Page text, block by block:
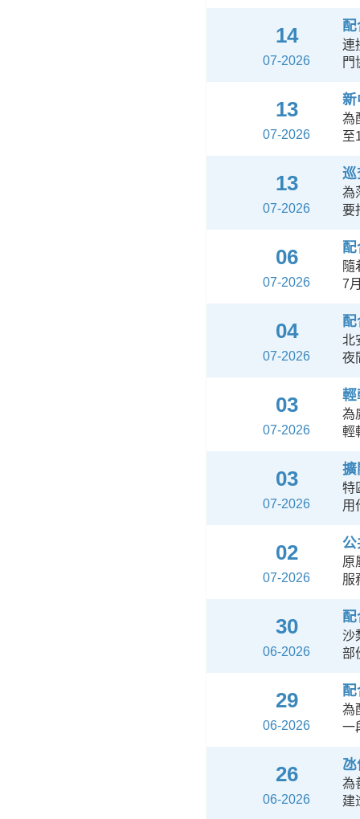
14
07-2026
連
門
13
07-2026
新
為
至
13
07-2026
巡
為
要
06
07-2026
隨
7
04
07-2026
北
夜
03
07-2026
為
輕
03
07-2026
擴
特
用
02
07-2026
公
原
服
30
06-2026
沙
部
29
06-2026
為
一
26
06-2026
為
建